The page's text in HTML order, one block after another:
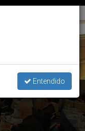
esenciales
Entendido